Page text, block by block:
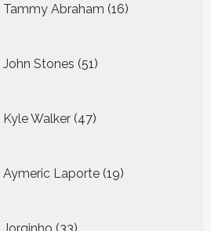
Tammy Abraham 16
producten
John Stones 51
producten
Kyle Walker 47
producten
Aymeric Laporte 19
producten
Jorginho 33